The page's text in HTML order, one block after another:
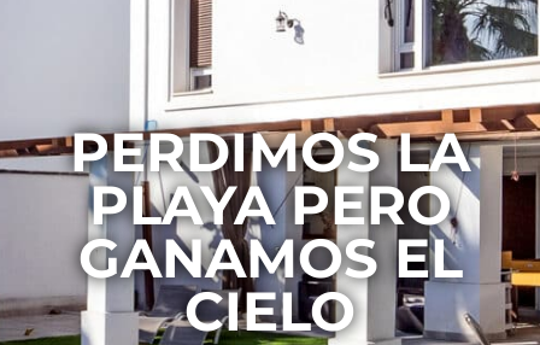
PERDIMOS LA
PLAYA PERO
GANAMOS EL
CIELO